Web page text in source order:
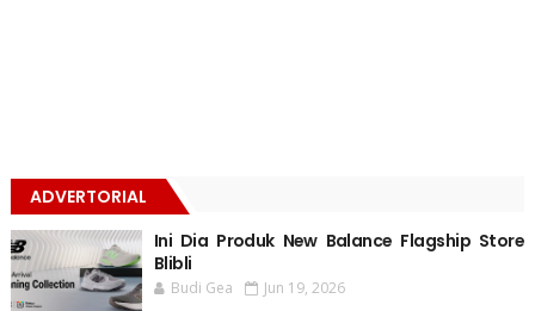
ADVERTORIAL
Ini Dia Produk New Balance Flagship Store
Blibli
Budi Gea Jun 19, 2026